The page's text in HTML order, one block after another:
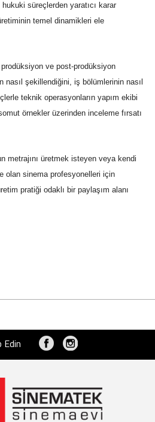
süreçlerden yaratıcı karar
temel dinamikleri ele
prodüksiyon ve post-prodüksiyon
nasıl şekillendiğini, iş bölümlerinin nasıl
teknik operasyonların yapım ekibi
örnekler üzerinden inceleme fırsatı
metrajını üretmek isteyen veya kendi
olan sinema profesyonelleri için
pratiği odaklı bir paylaşım alanı
Edin